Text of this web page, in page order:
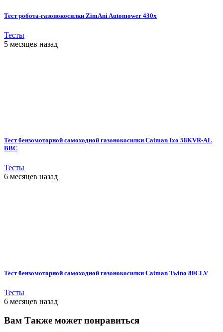
Тест робота-газонокосилки ZimAni Automower 430х
Тесты
5 месяцев назад
Тест бензомоторной самоходной газонокосилки Caiman Ixo 58KVR-AL
BBC
Тесты
6 месяцев назад
Тест бензомоторной самоходной газонокосилки Caiman Twino 80CLV
Тесты
6 месяцев назад
Вам Также может понравиться